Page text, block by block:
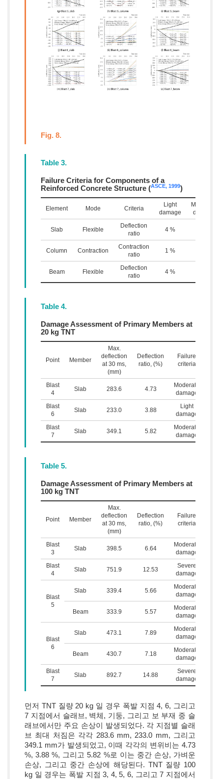
Fig. 8.
Table 3.
Failure Criteria for Components of a
Reinforced Concrete Structure (ASCE, 1999)
Element Mode Criteria
Light
damage
Moderate
damage
Slab Flexible
Deflection
ratio
4 %
Column Contraction
Contraction
ratio
1 %
Beam Flexible
Deflection
ratio
4 %
Table 4.
Damage Assessment of Primary Members at
20 kg TNT
Point Member
Max.
deflection
at 30 ms,
(mm)
Deflection
ratio, (%)
Failure
criteria
Blast
4
Slab 283.6 4.73
Moderate
damage
Blast
6
Slab 233.0 3.88
Light
damage
Blast
7
Slab 349.1 5.82
Moderate
damage
Table 5.
Damage Assessment of Primary Members at
100 kg TNT
Point Member
Max.
deflection
at 30 ms,
(mm)
Deflection
ratio, (%)
Failure
criteria
Blast
3
Slab 398.5 6.64
Moderate
damage
Blast
4
Slab 751.9 12.53
Severe
damage
Blast
5
Slab 339.4 5.66
Moderate
damage
Beam 333.9 5.57
Moderate
damage
Blast
6
Slab 473.1 7.89
Moderate
damage
Beam 430.7 7.18
Moderate
damage
Blast
7
Slab 892.7 14.88
Severe
damage
먼저 TNT 질량 20 kg 일 경우 폭발 지점 4, 6, 그리고
7 지점에서 슬래브, 벽체, 기둥, 그리고 보 부재 중 슬
래브에서만 주요 손상이 발생되었다. 각 지점별 슬래
브 최대 처짐은 각각 283.6 mm, 233.0 mm, 그리고
349.1 mm가 발생되었고, 이때 각각의 변위비는 4.73
%, 3.88 %, 그리고 5.82 %로 이는 중간 손상, 가벼운
손상, 그리고 중간 손상에 해당된다. TNT 질량 100
kg 일 경우는 폭발 지점 3, 4, 5, 6, 그리고 7 지점에서